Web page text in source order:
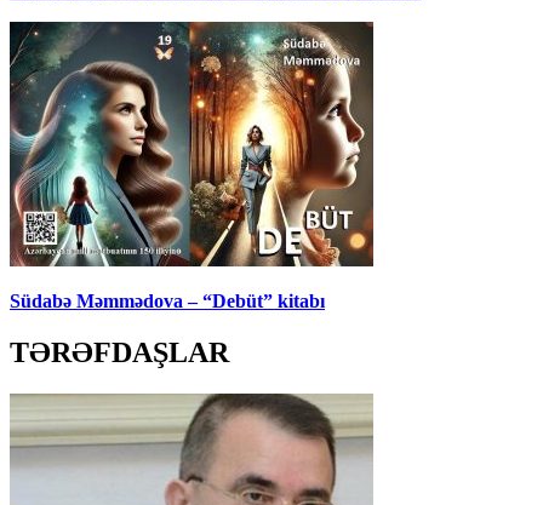
Südabə Məmmədova – “Debüt” kitabı
TƏRƏFDAŞLAR